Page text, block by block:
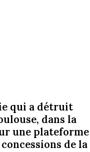
qui a détruit
dans la
une plateforme
de la